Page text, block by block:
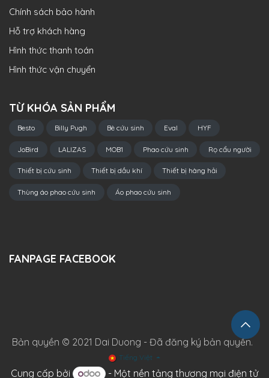
Chính sách bảo hành
Hỗ trợ khách hàng
Hình thức thanh toán
Hình thức vận chuyển
TỪ KHÓA SẢN PHẨM
Besto Billy Pugh Bè cứu sinh Eval HYF
JoBird LALIZAS MOB1 Phao cứu sinh Rọ cẩu người
Thiết bị cứu sinh Thiết bị dầu khí Thiết bị hàng hải
Thùng áo phao cứu sinh Áo phao cứu sinh
FANPAGE FACEBOOK
Bản quyền © 2021 Dai Duong - Đã đăng ký bản quyền.
Tiếng Việt
Cung cấp bởi - Một nền tảng thương mại điện tử